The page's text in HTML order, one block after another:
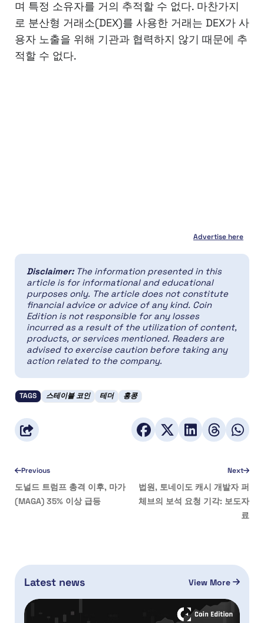
며 특정 소유자를 거의 추적할 수 없다. 마찬가지
로 분산형 거래소(DEX)를 사용한 거래는 DEX가 사
용자 노출을 위해 기관과 협력하지 않기 때문에 추
적할 수 없다.
Advertise here
Disclaimer: The information presented in this
article is for informational and educational
purposes only. The article does not constitute
financial advice or advice of any kind. Coin
Edition is not responsible for any losses
incurred as a result of the utilization of content,
products, or services mentioned. Readers are
advised to exercise caution before taking any
action related to the company.
TAGS 스테이블 코인 테더 홍콩
Previous
도널드 트럼프 총격 이후, 마가
(MAGA) 35% 이상 급등
Next
법원, 토네이도 캐시 개발자 퍼
체브의 보석 요청 기각: 보도자
료
Latest news View More